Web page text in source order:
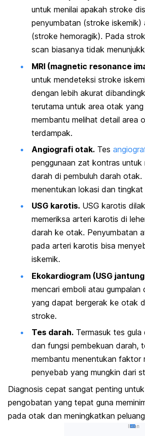
untuk menilai apakah stroke
penyumbatan (stroke iskemik)
(stroke hemoragik). Pada
scan biasanya tidak
MRI (magnetic resonance
untuk mendeteksi stroke
dengan lebih akurat
terutama untuk area otak
membantu melihat detail area
terdampak.
Angiografi otak. Tes
penggunaan zat kontras untuk
darah di pembuluh darah otak.
menentukan lokasi dan tingkat
USG karotis. USG karotis
memeriksa arteri karotis di
darah ke otak. Penyumbatan
pada arteri karotis bisa
iskemik.
Ekokardiogram (USG
mencari emboli atau gumpalan
yang dapat bergerak ke otak
stroke.
Tes darah. Termasuk tes
dan fungsi pembekuan darah,
membantu menentukan faktor
penyebab yang mungkin dari
Diagnosis cepat sangat penting
pengobatan yang tepat guna
pada otak dan meningkatkan
Iklan